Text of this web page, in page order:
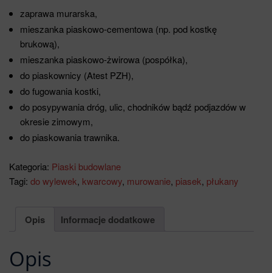
zaprawa murarska,
mieszanka piaskowo-cementowa (np. pod kostkę
brukową),
mieszanka piaskowo-żwirowa (pospółka),
do piaskownicy (Atest PZH),
do fugowania kostki,
do posypywania dróg, ulic, chodników bądź podjazdów w
okresie zimowym,
do piaskowania trawnika.
Kategoria: Piaski budowlane
Tagi: do wylewek, kwarcowy, murowanie, piasek, płukany
Opis Informacje dodatkowe
Opis